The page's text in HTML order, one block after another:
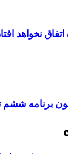
نخواهد
برنامه ششم